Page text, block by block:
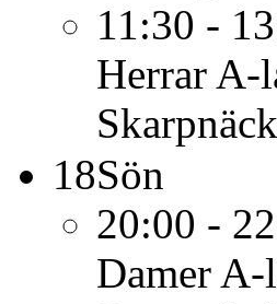
11:30 -
Herrar A-
18Sön
20:00 -
Damer A-